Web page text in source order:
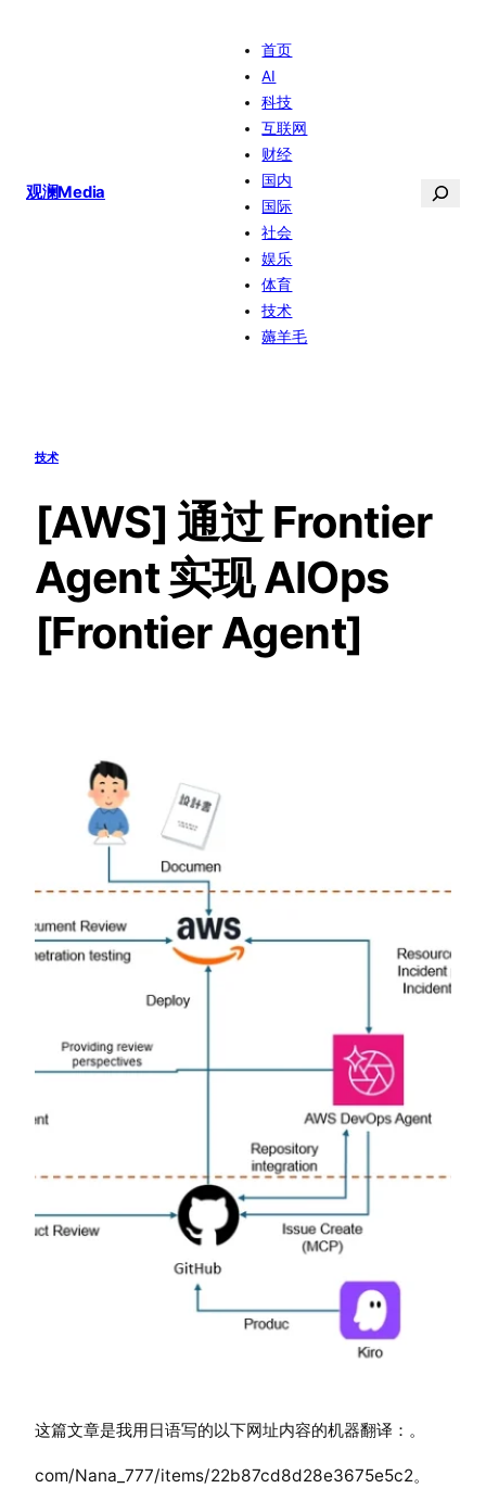
观澜Media
首页
AI
科技
互联网
财经
国内
国际
社会
娱乐
体育
技术
薅羊毛
搜
技术
[AWS] 通过 Frontier
Agent 实现 AIOps
[Frontier Agent]
这篇文章是我用日语写的以下网址内容的机器翻译：。
com/Nana_777/items/22b87cd8d28e3675e5c2。